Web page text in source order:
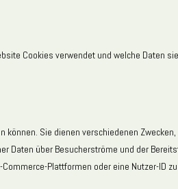
Cookies verwendet und welche Daten
Sie dienen verschiedenen
über Besucherströme und der
Plattformen oder eine Nutzer-ID